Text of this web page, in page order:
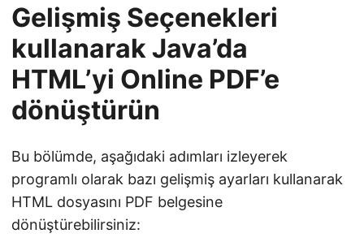
Gelişmiş Seçenekleri
kullanarak Java’da
HTML’yi Online PDF’e
dönüştürün
Bu bölümde, aşağıdaki adımları izleyerek
programlı olarak bazı gelişmiş ayarları kullanarak
HTML dosyasını PDF belgesine
dönüştürebilirsiniz: